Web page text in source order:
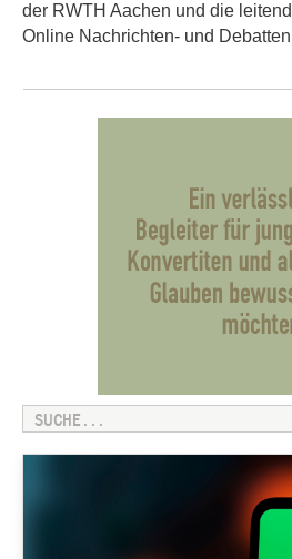
der RWTH Aachen und die
Online Nachrichten- und